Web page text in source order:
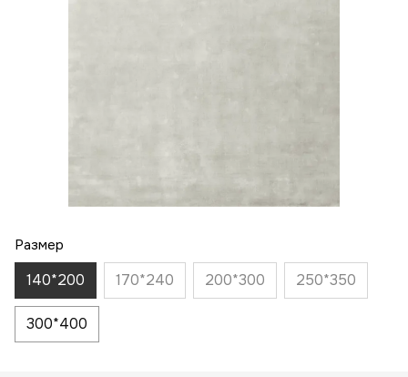
Размер
140*200 170*240 200*300 250*350
300*400